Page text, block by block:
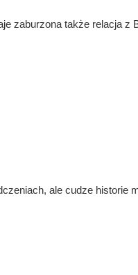
zaburzona także relacja z
ale cudze historie